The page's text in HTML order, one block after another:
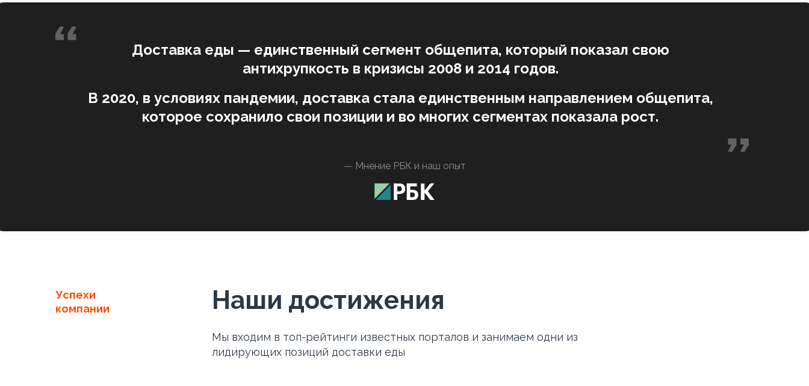
Доставка еды — единственный сегмент общепита, который показал свою
антихрупкость в кризисы 2008 и 2014 годов.
В 2020, в условиях пандемии, доставка стала единственным направлением общепита,
которое сохранило свои позиции и во многих сегментах показала рост.
— Мнение РБК и наш опыт
Успехи
компании
Наши достижения
Мы входим в топ-рейтинги известных порталов и занимаем одни из
лидирующих позиций доставки еды